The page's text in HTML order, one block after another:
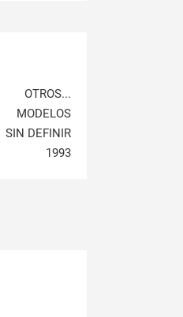
OTROS...
MODELOS
SIN DEFINIR
1993